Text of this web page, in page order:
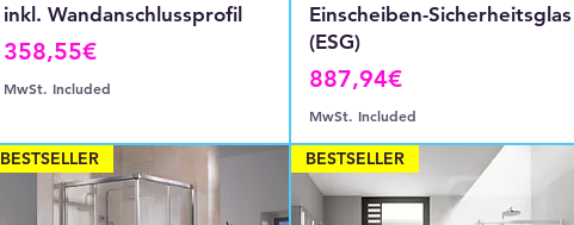
inkl. Wandanschlussprofil
Price
358,55€
MwSt. Included
Einscheiben-Sicherheitsglas
(ESG)
Price
887,94€
MwSt. Included
BESTSELLER BESTSELLER